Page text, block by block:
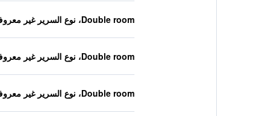
Double room، نوع السرير غير معروف
Double room، نوع السرير غير معروف
Double room، نوع السرير غير معروف